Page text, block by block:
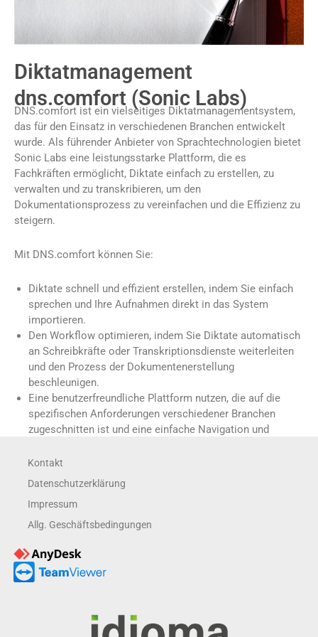
Diktatmanagement
dns.comfort (Sonic Labs)
DNS.comfort ist ein vielseitiges Diktatmanagementsystem,
das für den Einsatz in verschiedenen Branchen entwickelt
wurde. Als führender Anbieter von Sprachtechnologien bietet
Sonic Labs eine leistungsstarke Plattform, die es
Fachkräften ermöglicht, Diktate einfach zu erstellen, zu
verwalten und zu transkribieren, um den
Dokumentationsprozess zu vereinfachen und die Effizienz zu
steigern.
Mit DNS.comfort können Sie:
Diktate schnell und effizient erstellen, indem Sie einfach
sprechen und Ihre Aufnahmen direkt in das System
importieren.
Den Workflow optimieren, indem Sie Diktate automatisch
an Schreibkräfte oder Transkriptionsdienste weiterleiten
und den Prozess der Dokumentenerstellung
beschleunigen.
Eine benutzerfreundliche Plattform nutzen, die auf die
spezifischen Anforderungen verschiedener Branchen
zugeschnitten ist und eine einfache Navigation und
Die Sicherheit Ihrer Daten gewährleisten, dank der
robusten Datenschutzmaßnahmen und Compliance-
Standards von Sonic Labs.
Entdecken Sie, wie DNS.comfort von Sonic Labs Ihnen dabei
optimieren und mehr Zeit für wichtige Aufgaben zu gewinnen.
Kontakt
Datenschutzerklärung
Impressum
Allg. Geschäftsbedingungen